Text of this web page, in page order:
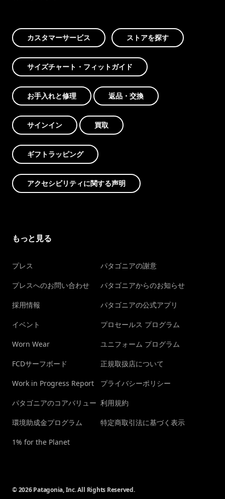
カスタマーサービス ストアを探す
サイズチャート・フィットガイド
お手入れと修理 返品・交換
サインイン 買取
ギフトラッピング
アクセシビリティに関する声明
もっと見る
プレス
プレスへのお問い合わせ
採用情報
イベント
Worn Wear
FCDサーフボード
Work in Progress Report
パタゴニアのコアバリュー
環境助成金プログラム
1% for the Planet
パタゴニアの謝意
パタゴニアからのお知らせ
パタゴニアの公式アプリ
プロセールス プログラム
ユニフォーム プログラム
正規取扱店について
プライバシーポリシー
利用規約
特定商取引法に基づく表示
© 2026 Patagonia, Inc. All Rights Reserved.